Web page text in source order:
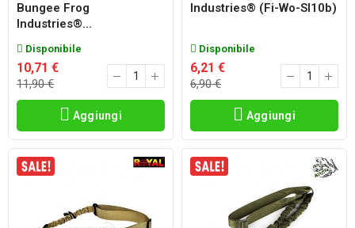
Bungee Frog
Industries®...
Disponibile
10,71 €
11,90 €
Aggiungi
Industries® (fi-Wo-Sl10b)
Disponibile
6,21 €
6,90 €
Aggiungi